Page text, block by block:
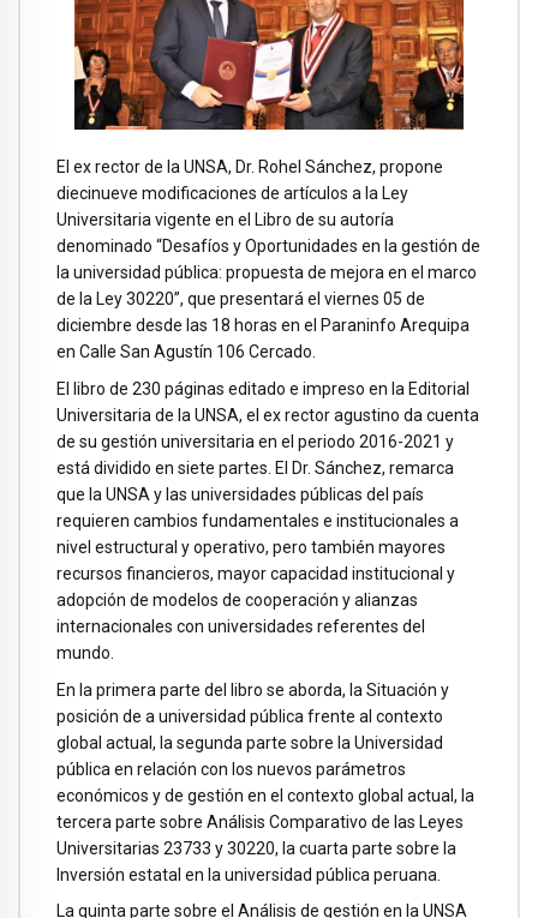
El ex rector de la UNSA, Dr. Rohel Sánchez, propone
diecinueve modificaciones de artículos a la Ley
Universitaria vigente en el Libro de su autoría
denominado “Desafíos y Oportunidades en la gestión de
la universidad pública: propuesta de mejora en el marco
de la Ley 30220”, que presentará el viernes 05 de
diciembre desde las 18 horas en el Paraninfo Arequipa
en Calle San Agustín 106 Cercado.
El libro de 230 páginas editado e impreso en la Editorial
Universitaria de la UNSA, el ex rector agustino da cuenta
de su gestión universitaria en el periodo 2016-2021 y
está dividido en siete partes. El Dr. Sánchez, remarca
que la UNSA y las universidades públicas del país
requieren cambios fundamentales e institucionales a
nivel estructural y operativo, pero también mayores
recursos financieros, mayor capacidad institucional y
adopción de modelos de cooperación y alianzas
internacionales con universidades referentes del
mundo.
En la primera parte del libro se aborda, la Situación y
posición de a universidad pública frente al contexto
global actual, la segunda parte sobre la Universidad
pública en relación con los nuevos parámetros
económicos y de gestión en el contexto global actual, la
tercera parte sobre Análisis Comparativo de las Leyes
Universitarias 23733 y 30220, la cuarta parte sobre la
Inversión estatal en la universidad pública peruana.
La quinta parte sobre el Análisis de gestión en la UNSA